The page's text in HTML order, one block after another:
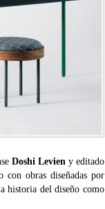
Doshi Levien y editado
con obras diseñadas por
historia del diseño como